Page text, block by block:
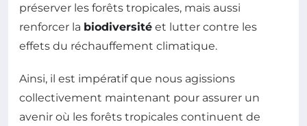
préserver les forêts tropicales, mais aussi
renforcer la biodiversité et lutter contre les
effets du réchauffement climatique.
Ainsi, il est impératif que nous agissions
collectivement maintenant pour assurer un
avenir où les forêts tropicales continuent de